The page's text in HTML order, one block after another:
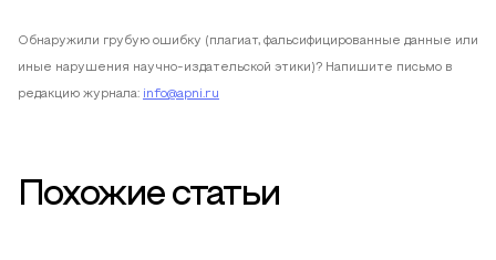
Обнаружили грубую ошибку (плагиат, фальсифицированные данные или
иные нарушения научно-издательской этики)? Напишите письмо в
редакцию журнала: info@apni.ru
Похожие статьи